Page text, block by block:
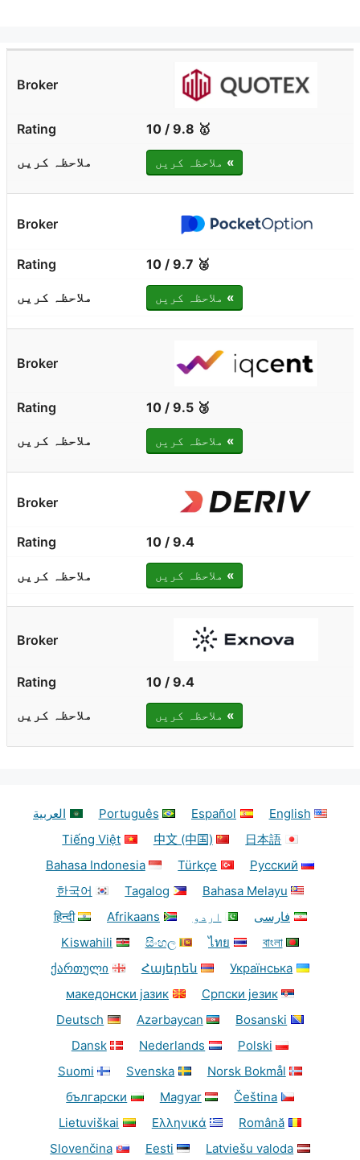
🥇 9.8 / 10
» ملاحظہ کریں
🥈 9.7 / 10
» ملاحظہ کریں
🥉 9.5 / 10
» ملاحظہ کریں
9.4 / 10
» ملاحظہ کریں
9.4 / 10
» ملاحظہ کریں
English
Español
Português
العربية
日本語
中文 (中国)
Tiếng Việt
Русский
Türkçe
Bahasa Indonesia
Bahasa Melayu
Tagalog
한국어
فارسی
اردو Afrikaans
हिन्दी
বাংলা
ไทย
සිංහල
Kiswahili
Українська
Հայերեն
ქართული
Српски језик
македонски јазик
Bosanski
Azərbaycan
Deutsch
Polski
Nederlands
Dansk
Norsk Bokmål
Svenska
Suomi
Čeština
Magyar
български
Română
Ελληνικά
Lietuviškai
Latviešu valoda
Eesti
Slovenčina